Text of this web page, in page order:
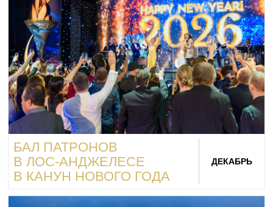
БАЛ ПАТРОНОВ
В ЛОС‑АНДЖЕЛЕСЕ
В КАНУН НОВОГО ГОДА
ДЕКАБРЬ